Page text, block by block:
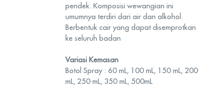
pendek. Komposisi wewangian ini
umumnya terdiri dari air dan alkohol.
Berbentuk cair yang dapat disemprotkan
ke seluruh badan
Variasi Kemasan
Botol Spray : 60 mL, 100 mL, 150 mL, 200
mL, 250 mL, 350 mL, 500mL